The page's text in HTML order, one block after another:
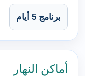
برنامج 5 أيام
أماكن النهار